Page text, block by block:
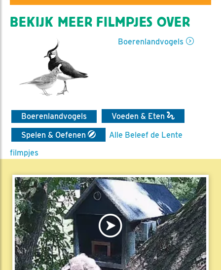
BEKIJK MEER FILMPJES OVER
Boerenlandvogels
Boerenlandvogels
Voeden & Eten
Spelen & Oefenen
Alle Beleef de Lente
filmpjes